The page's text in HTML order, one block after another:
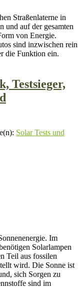
Straßenlaterne in
und auf der gesamten
von Energie.
sind inzwischen rein
die Funktion ein.
Testsieger,
Solar Tests und
Im
Solarlampen
Teil aus fossilen
wird. Die Sonne ist
sich Sorgen zu
sind im